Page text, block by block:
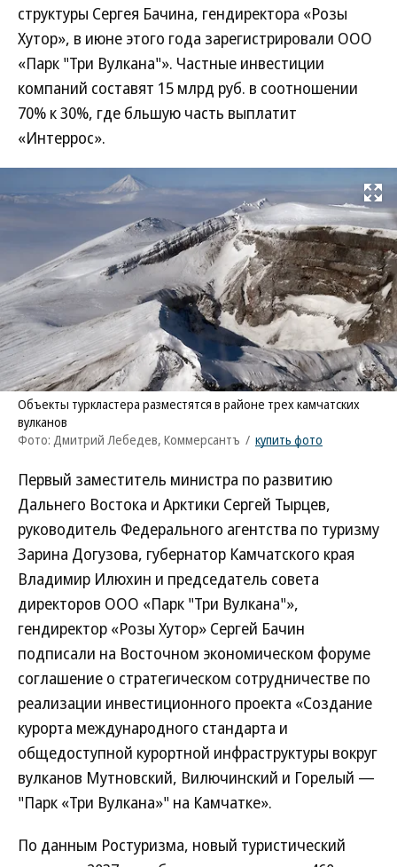
структуры Сергея Бачина, гендиректора «Розы
Хутор», в июне этого года зарегистрировали ООО
«Парк "Три Вулкана"». Частные инвестиции
компаний составят 15 млрд руб. в соотношении
70% к 30%, где бльшую часть выплатит
«Интеррос».
Развернуть
Объекты туркластера разместятся в районе трех камчатских
вулканов
Фото: Дмитрий Лебедев, Коммерсантъ / купить фото
Первый заместитель министра по развитию
Дальнего Востока и Арктики Сергей Тырцев,
руководитель Федерального агентства по туризму
Зарина Догузова, губернатор Камчатского края
Владимир Илюхин и председатель совета
директоров ООО «Парк "Три Вулкана"»,
гендиректор «Розы Хутор» Сергей Бачин
подписали на Восточном экономическом форуме
соглашение о стратегическом сотрудничестве по
реализации инвестиционного проекта «Создание
курорта международного стандарта и
общедоступной курортной инфраструктуры вокруг
вулканов Мутновский, Вилючинский и Горелый —
"Парк «Три Вулкана»" на Камчатке».
По данным Ростуризма, новый туристический